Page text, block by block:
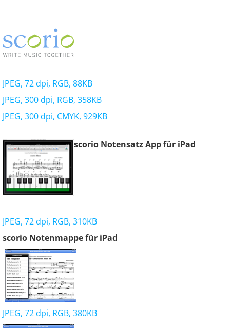
JPEG, 72 dpi, RGB, 88KB
JPEG, 300 dpi, RGB, 358KB
JPEG, 300 dpi, CMYK, 929KB
scorio Notensatz App für iPad
JPEG, 72 dpi, RGB, 310KB
scorio Notenmappe für iPad
JPEG, 72 dpi, RGB, 380KB